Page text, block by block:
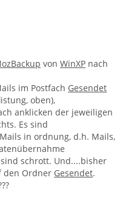
von WinXP nach
im Postfach Gesendet
oben),
anklicken der jeweiligen
Es sind
in ordnung, d.h. Mails,
schrott. Und....bisher
den Ordner Gesendet.